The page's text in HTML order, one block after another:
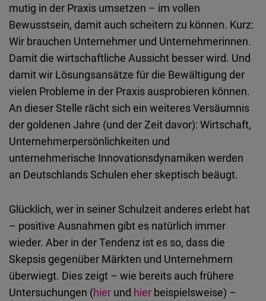
mutig in der Praxis umsetzen – im vollen
Bewusstsein, damit auch scheitern zu können. Kurz:
Wir brauchen Unternehmer und Unternehmerinnen.
Damit die wirtschaftliche Aussicht besser wird. Und
damit wir Lösungsansätze für die Bewältigung der
vielen Probleme in der Praxis ausprobieren können.
An dieser Stelle rächt sich ein weiteres Versäumnis
der goldenen Jahre (und der Zeit davor): Wirtschaft,
Unternehmerpersönlichkeiten und
unternehmerische Innovationsdynamiken werden
an Deutschlands Schulen eher skeptisch beäugt.
Glücklich, wer in seiner Schulzeit anderes erlebt hat
– positive Ausnahmen gibt es natürlich immer
wieder. Aber in der Tendenz ist es so, dass die
Skepsis gegenüber Märkten und Unternehmern
überwiegt. Dies zeigt – wie bereits auch frühere
Untersuchungen (hier und hier beispielsweise) –
D.Vinci
Embed
Typeform
Embed